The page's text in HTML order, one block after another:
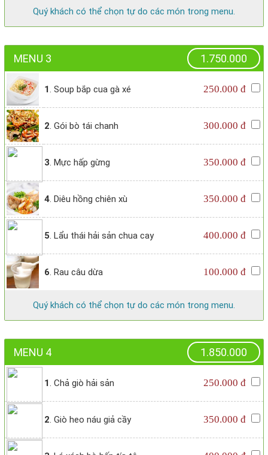
Quý khách có thể chọn tự do các món trong menu.
MENU 3 1.750.000
1. Soup bắp cua gà xé 250.000 đ
2. Gói bò tái chanh 300.000 đ
3. Mực hấp gừng 350.000 đ
4. Diêu hồng chiên xù 350.000 đ
5. Lẩu thái hải sản chua cay 400.000 đ
6. Rau câu dừa 100.000 đ
Quý khách có thể chọn tự do các món trong menu.
MENU 4 1.850.000
1. Chả giò hải sản 250.000 đ
2. Giò heo náu giả cầy 350.000 đ